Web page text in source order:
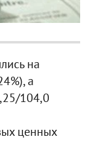
на
а
104,0
ценных